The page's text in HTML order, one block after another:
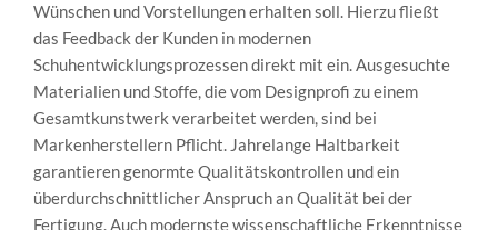
Wünschen und Vorstellungen erhalten soll. Hierzu fließt
das Feedback der Kunden in modernen
Schuhentwicklungsprozessen direkt mit ein. Ausgesuchte
Materialien und Stoffe, die vom Designprofi zu einem
Gesamtkunstwerk verarbeitet werden, sind bei
Markenherstellern Pflicht. Jahrelange Haltbarkeit
garantieren genormte Qualitätskontrollen und ein
überdurchschnittlicher Anspruch an Qualität bei der
Fertigung. Auch modernste wissenschaftliche Erkenntnisse